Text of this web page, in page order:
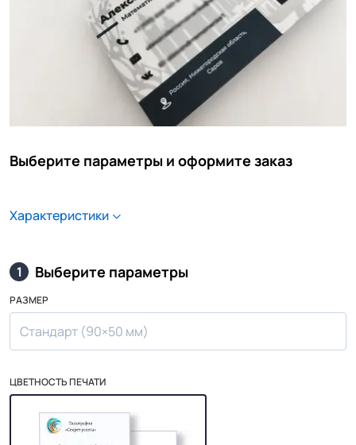
Выберите параметры и оформите заказ
Характеристики
1 Выберите параметры
РАЗМЕР
Стандарт (90×50 мм)
ЦВЕТНОСТЬ ПЕЧАТИ